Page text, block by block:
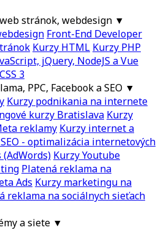
stránok, webdesign ▼
Front-End Developer
Kurzy HTML Kurzy PHP
jQuery, NodeJS a Vue
3
PPC, Facebook a SEO ▼
Kurzy podnikania na internete
kurzy Bratislava Kurzy
reklamy Kurzy internet a
- optimalizácia internetových
(AdWords) Kurzy Youtube
Platená reklama na
Ads Kurzy marketingu na
reklama na sociálnych sieťach
a siete ▼